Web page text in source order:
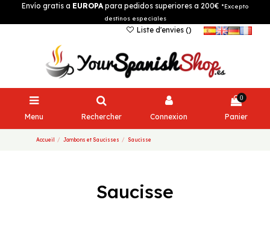
Envío gratis a EUROPApara pedidos superiores a 200€ *Excepto
destinos especiales
Liste d'envies ()
Menu Rechercher Connexion
0
Panier
Accueil Jambons et Saucisses Saucisse
Saucisse